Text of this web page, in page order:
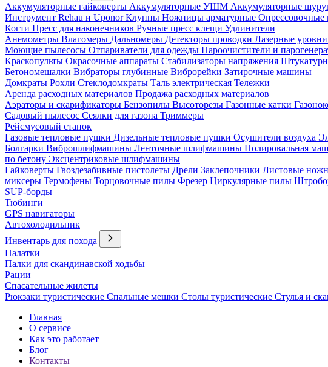
Аккумуляторные гайковерты Аккумуляторные УШМ Аккумуляторные
Инструмент Rehau и UponorКлуппы Ножницы арматурные Опрессовочные
Когти Пресс для наконечников Ручные пресс клещи Удлинители
Анемометры Влагомеры Дальномеры Детекторы проводки Лазерные уровни
Моющие пылесосы Отпариватели для одежды Пароочистители и
Краскопульты Окрасочные аппараты Стабилизаторы напряжения
Бетономешалки Вибраторы глубинные Виброрейки Затирочные машины
Домкраты Рохли Стеклодомкраты Таль электрическая Тележки
Аренда расходных материалов Продажа расходных материалов
Аэраторы и скарификаторы Бензопилы Высоторезы Газонные катки
Садовый пылесос Сеялки для газона Триммеры
Рейсмусовый станок
Газовые тепловые пушки Дизельные тепловые пушки Осушители воздуха
Болгарки Виброшлифмашины Ленточные шлифмашины Полировальная
по бетону Эксцентриковые шлифмашины
Гайковерты Гвоздезабивные пистолеты Дрели Заклепочники Листовые
миксеры Термофены Торцовочные пилы Фрезер Циркулярные пилы
SUP-борды
Тюбинги
GPS навигаторы
Автохолодильник
Инвентарь для похода
Палатки
Палки для скандинавской ходьбы
Рации
Спасательные жилеты
Рюкзаки туристические Спальные мешки Столы туристические Стулья и
Главная
О сервисе
Как это работает
Блог
Контакты